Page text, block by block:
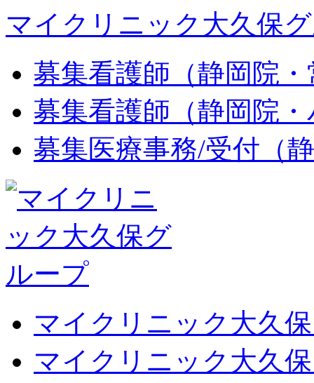
マイクリニック大久保
募集看護師（静岡院
募集看護師（静岡院
募集医療事務/受付（
マイクリニック大久
マイクリニック大久